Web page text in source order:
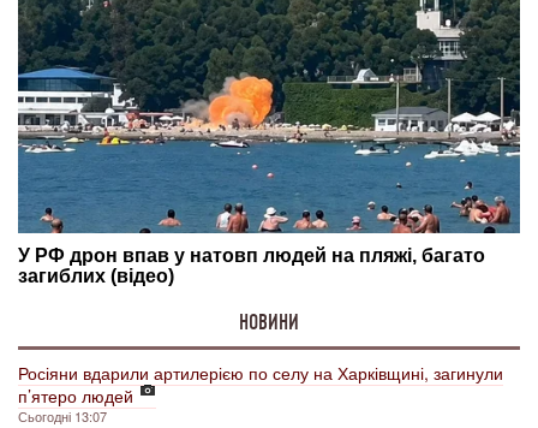
НОВИНИ
Росіяни вдарили артилерією по селу на Харківщині, загинули
п’ятеро людей
Сьогодні 13:07